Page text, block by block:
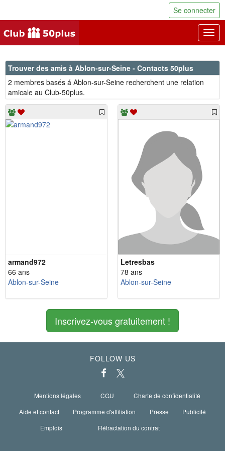
Se connecter
Trouver des amis à Ablon-sur-Seine - Contacts 50plus
2 membres basés á Ablon-sur-Seine recherchent une relation
amicale au Club-50plus.
armand972
66 ans
Ablon-sur-Seine
Letresbas
78 ans
Ablon-sur-Seine
Inscrivez-vous gratuitement !
FOLLOW US
Mentions légales CGU
Charte de confidentialité
Aide et contact
Programme d'affiliation Presse
Publicité
Emplois
Rétractation du contrat